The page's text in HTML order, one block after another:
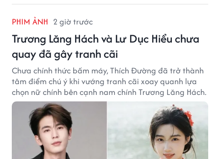
PHIM ẢNH 2 giờ trước
Trương Lăng Hách và Lư Dục Hiểu chưa
quay đã gây tranh cãi
Chưa chính thức bấm máy, Thích Đường đã trở thành
tâm điểm chú ý khi vướng tranh cãi xoay quanh lựa
chọn nữ chính bên cạnh nam chính Trương Lăng Hách.